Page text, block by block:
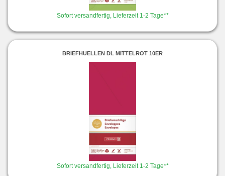
Sofort versandfertig, Lieferzeit 1-2 Tage**
BRIEFHUELLEN DL MITTELROT 10ER
Sofort versandfertig, Lieferzeit 1-2 Tage**